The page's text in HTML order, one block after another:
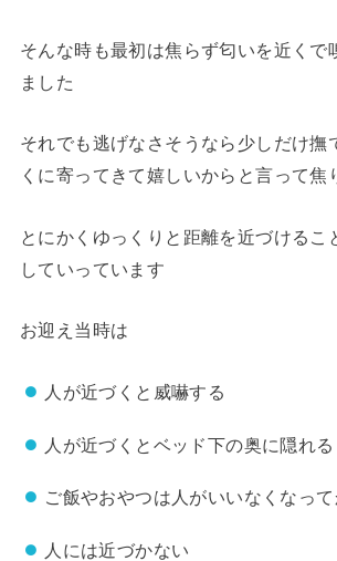
そんな時も最初は焦らず匂いを近くで
ました
それでも逃げなさそうなら少しだけ撫
くに寄ってきて嬉しいからと言って焦
とにかくゆっくりと距離を近づけるこ
していっています
お迎え当時は
人が近づくと威嚇する
人が近づくとベッド下の奥に隠れる
ご飯やおやつは人がいいなくなっ
人には近づかない